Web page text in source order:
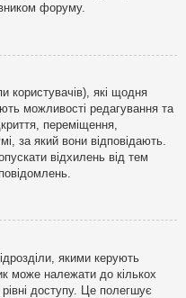
форуму.
користувачів), які щодня
можливості редагування та
переміщення,
за який вони відповідають.
відхилень від тем
якими керують
може належати до кількох
доступу. Це полегшує